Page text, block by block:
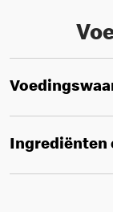
Ingrediënten